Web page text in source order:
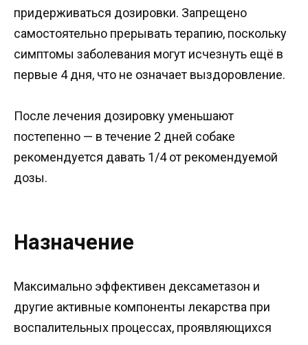
придерживаться дозировки. Запрещено
самостоятельно прерывать терапию, поскольку
симптомы заболевания могут исчезнуть ещё в
первые 4 дня, что не означает выздоровление.
После лечения дозировку уменьшают
постепенно — в течение 2 дней собаке
рекомендуется давать 1/4 от рекомендуемой
дозы.
Назначение
Максимально эффективен дексаметазон и
другие активные компоненты лекарства при
воспалительных процессах, проявляющихся